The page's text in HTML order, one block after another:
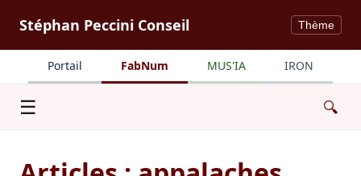
Stéphan Peccini Conseil Thème
Portail FabNum MUS'IA IRON
☰ 🔍